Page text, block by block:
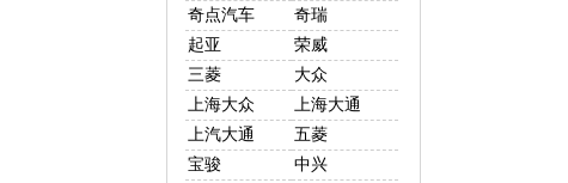
奇点汽车
奇瑞
起亚
荣威
三菱
大众
上海大众
上海大通
上汽大通
五菱
宝骏
中兴